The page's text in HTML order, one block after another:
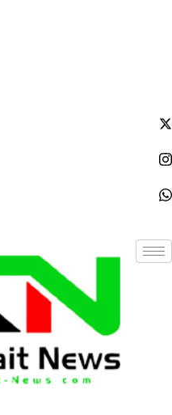
NE
News Elementor